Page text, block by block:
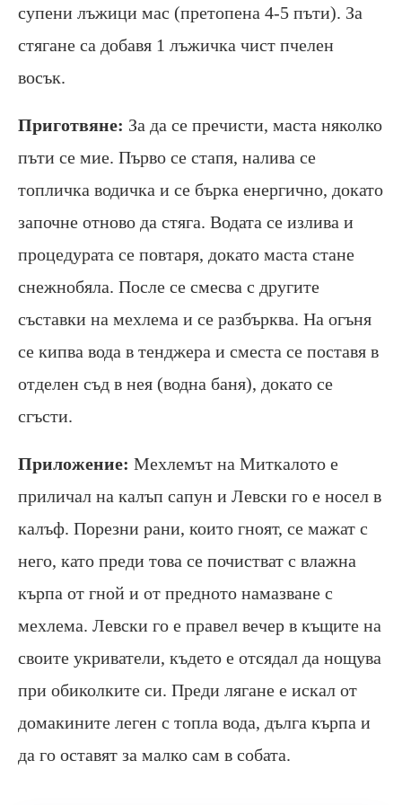
супени лъжици мас (претопена 4-5 пъти). За
стягане са добавя 1 лъжичка чист пчелен
восък.
Приготвяне: За да се пречисти, маста няколко
пъти се мие. Първо се стапя, налива се
топличка водичка и се бърка енергично, докато
започне отново да стяга. Водата се излива и
процедурата се повтаря, докато маста стане
снежнобяла. После се смесва с другите
съставки на мехлема и се разбърква. На огъня
се кипва вода в тенджера и сместа се поставя в
отделен съд в нея (водна баня), докато се
сгъсти.
Приложение: Мехлемът на Миткалото е
приличал на калъп сапун и Левски го е носел в
калъф. Порезни рани, които гноят, се мажат с
него, като преди това се почистват с влажна
кърпа от гной и от предното намазване с
мехлема. Левски го е правел вечер в къщите на
своите укриватели, където е отсядал да нощува
при обиколките си. Преди лягане е искал от
домакините леген с топла вода, дълга кърпа и
да го оставят за малко сам в собата.